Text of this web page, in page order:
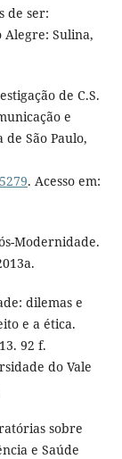
de ser:
Alegre: Sulina,
de C.S.
e
São Paulo,
. Acesso em:
Modernidade.
dilemas e
e a ética.
92 f.
do Vale
sobre
e Saúde